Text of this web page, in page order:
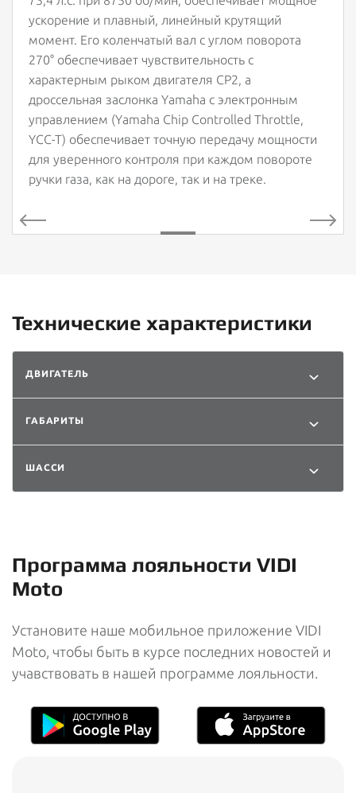
ускорение и плавный, линейный крутящий
момент. Его коленчатый вал с углом поворота
270° обеспечивает чувствительность с
характерным рыком двигателя CP2, а
дроссельная заслонка Yamaha с электронным
управлением (Yamaha Chip Controlled Throttle,
YCC-T) обеспечивает точную передачу мощности
для уверенного контроля при каждом повороте
ручки газа, как на дороге, так и на треке.
Технические характеристики
ДВИГАТЕЛЬ
ГАБАРИТЫ
ШАССИ
Программа лояльности VIDI
Moto
Установите наше мобильное приложение VIDI
Moto, чтобы быть в курсе последних новостей и
учавствовать в нашей программе лояльности.